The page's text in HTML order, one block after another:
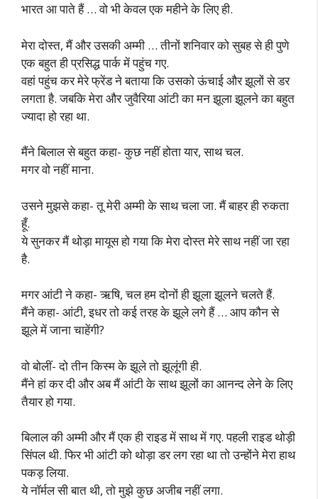
भारत आ पाते हैं … वो भी केवल एक महीने के लिए ही.
मेरा दोस्त, मैं और उसकी अम्मी … तीनों शनिवार को सुबह से ही पुणे
एक बहुत ही प्रसिद्ध पार्क में पहुंच गए.
वहां पहुंच कर मेरे फ्रेंड ने बताया कि उसको ऊंचाई और झूलों से डर
लगता है. जबकि मेरा और जुवैरिया आंटी का मन झूला झूलने का बहुत
ज्यादा हो रहा था.
मैंने बिलाल से बहुत कहा- कुछ नहीं होता यार, साथ चल.
मगर वो नहीं माना.
उसने मुझसे कहा- तू मेरी अम्मी के साथ चला जा. मैं बाहर ही रुकता
हूँ.
ये सुनकर मैं थोड़ा मायूस हो गया कि मेरा दोस्त मेरे साथ नहीं जा रहा
है.
मगर आंटी ने कहा- ऋषि, चल हम दोनों ही झूला झूलने चलते हैं.
मैंने कहा- आंटी, इधर तो कई तरह के झूले लगे हैं … आप कौन से
झूले में जाना चाहेंगी?
वो बोलीं- दो तीन किस्म के झूले तो झूलूंगी ही.
मैंने हां कर दी और अब मैं आंटी के साथ झूलों का आनन्द लेने के लिए
तैयार हो गया.
बिलाल की अम्मी और मैं एक ही राइड में साथ में गए. पहली राइड थोड़ी
सिंपल थी. फिर भी आंटी को थोड़ा डर लग रहा था तो उन्होंने मेरा हाथ
पकड़ लिया.
ये नॉर्मल सी बात थी, तो मुझे कुछ अजीब नहीं लगा.